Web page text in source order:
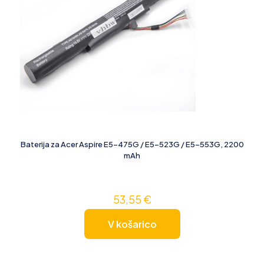
Baterija za Acer Aspire E5-475G / E5-523G / E5-553G, 2200
mAh
53,55 €
V košarico